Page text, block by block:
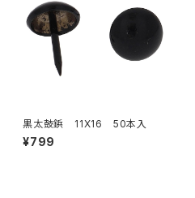
黒太鼓鋲 11X16 50本入
¥799